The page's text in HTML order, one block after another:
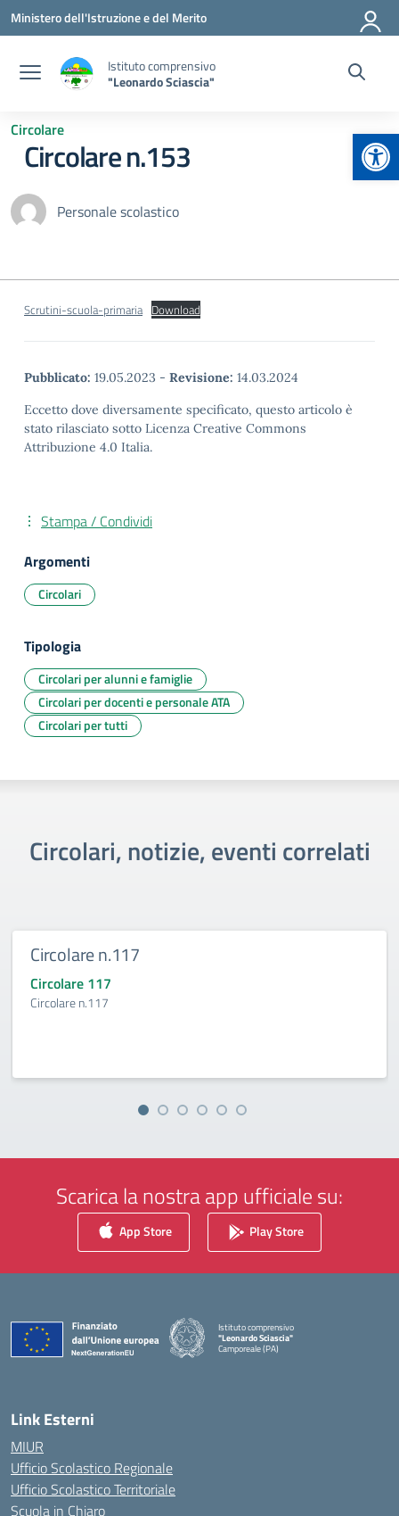
Vai ai contenuti
Vai al menu di navigazione
Vai al footer
Ministero dell'Istruzione e del Merito
Istituto comprensivo
"Leonardo Sciascia"
Circolare
Circolare n.153
Personale scolastico
Scrutini-scuola-primaria Download
Pubblicato: 19.05.2023 - Revisione: 14.03.2024
Eccetto dove diversamente specificato, questo articolo è
stato rilasciato sotto Licenza Creative Commons
Attribuzione 4.0 Italia.
Stampa / Condividi
Argomenti
Circolari
Tipologia
Circolari per alunni e famiglie
Circolari per docenti e personale ATA
Circolari per tutti
Circolari, notizie, eventi correlati
Circolare n.117
Circolare 117
Circolare n.117
Scarica la nostra app ufficiale su:
App Store Play Store
Istituto comprensivo
"Leonardo Sciascia"
Camporeale (PA)
— Visita la pagina iniziale della scuola
Link Esterni
MIUR
Ufficio Scolastico Regionale
Ufficio Scolastico Territoriale
Scuola in Chiaro